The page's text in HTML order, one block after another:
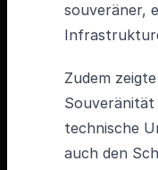
souveräner,
Zudem
technische
auch den